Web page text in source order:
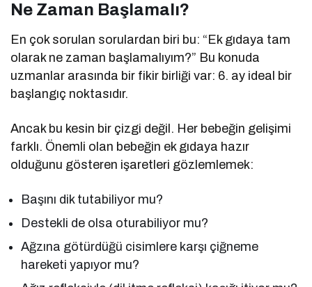
Ne Zaman Başlamalı?
En çok sorulan sorulardan biri bu: “Ek gıdaya tam
olarak ne zaman başlamalıyım?” Bu konuda
uzmanlar arasında bir fikir birliği var: 6. ay ideal bir
başlangıç noktasıdır.
Ancak bu kesin bir çizgi değil. Her bebeğin gelişimi
farklı. Önemli olan bebeğin ek gıdaya hazır
olduğunu gösteren işaretleri gözlemlemek:
Başını dik tutabiliyor mu?
Destekli de olsa oturabiliyor mu?
Ağzına götürdüğü cisimlere karşı çiğneme
hareketi yapıyor mu?